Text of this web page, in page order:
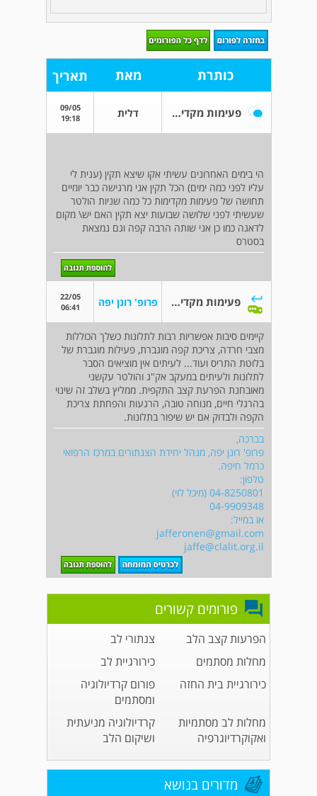
כותרת מאת תאריך
פעימות מקדימות כל כמה שניות דלית
09/05
19:18
הי בימים האחרונים עשיתי אקו שיצא תקין (ענית לי
עליו לפני כמה ימים) הכל תקין אני מרגישה כבר יומיים
תחושה של פעימות מקדימות כל כמה שניות הולטר
שעשיתי לפני שלושה שבועות יצא תקין האם יש\ מקום
לדאגה כמו כן אני שותה הרבה קפה וגם נמצאת
בסטרס
פעימות מקדימות כל כמה שניות פרופ' רונן יפה
22/05
06:41
קיימים סיבות אפשריות רבות לתלונות כשלך הכוללות
מצבי חרדה, צריכת קפה מוגברת, פעילות מוגברת של
בלוטת התריס ועוד... לעיתים אין מוציאים הסבר
לתלונות ולעיתים במעקב אק"ג והולטר עקשני
מאובחנת הפרעת קצב התקפית. ממליץ בשלב זה שינוי
בהרגלי חיים, מנוחה טובה, הרגעות והפחתת צריכת
הקפה ולבדוק אם יש שיפור בתלונות.
בברכה,
פרופ' רונן יפה, מנהל יחידת הצנתורים במרכז הרפואי
כרמל חיפה.
טלפון:
04-8250801 (מיכל לוי)
04-9909348
או במייל:
jafferonen@gmail.com
jaffe@clalit.org.il
פורומים קשורים
הפרעות קצב הלב
צנתורי לב
מחלות מסתמים
כירורגיית לב
כירורגיית בית החזה
פורום קרדיולוגיה
ומסתמים
מחלות לב מסתמיות
ואקוקרדיוגרפיה
קרדיולוגיה מניעתית
ושיקום הלב
מדורים בנושא